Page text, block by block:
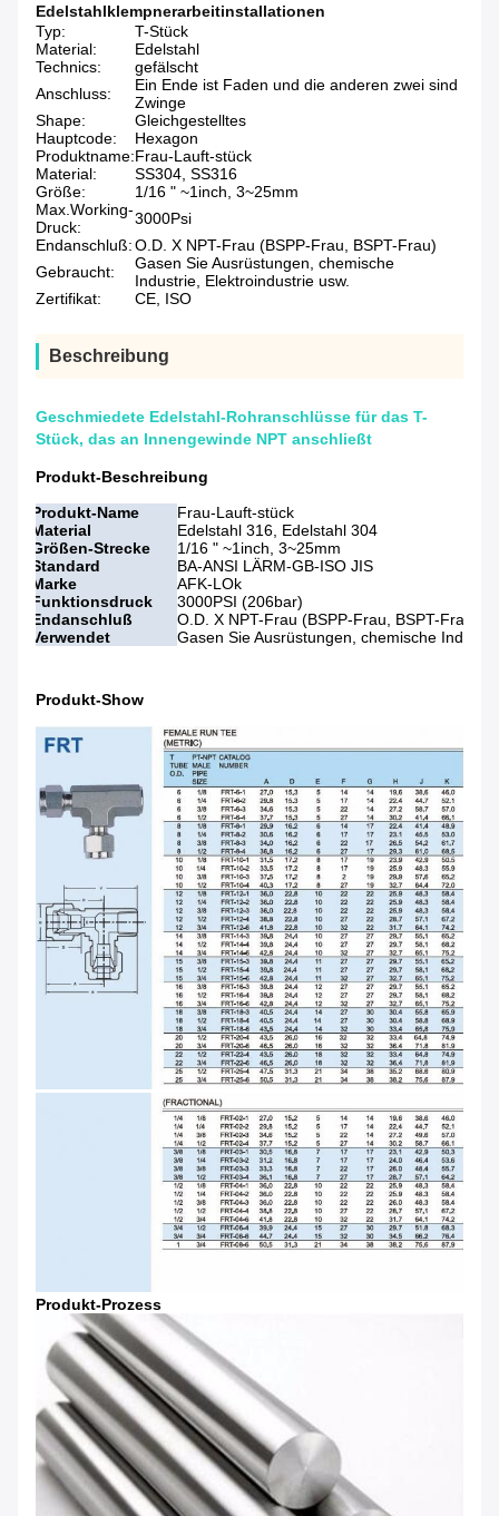
Edelstahlklempnerarbeitinstallationen
Typ:
T-Stück
Material:
Edelstahl
Technics:
gefälscht
Anschluss:
Ein Ende ist Faden und die anderen zwei sind
Zwinge
Shape:
Gleichgestelltes
Hauptcode:
Hexagon
Produktname:Frau-Lauft-stück
Material:
SS304, SS316
Größe:
1/16 " ~1inch, 3~25mm
Max.Working-
Druck:
3000Psi
Endanschluß:O.D. X NPT-Frau (BSPP-Frau, BSPT-Frau)
Gebraucht:
Gasen Sie Ausrüstungen, chemische
Industrie, Elektroindustrie usw.
Zertifikat:
CE, ISO
Beschreibung
Geschmiedete Edelstahl-Rohranschlüsse für das T-
Stück, das an Innengewinde NPT anschließt
Produkt-Beschreibung
Produkt-Name
Frau-Lauft-stück
Material
Edelstahl 316, Edelstahl 304
Größen-Strecke
1/16 " ~1inch, 3~25mm
Standard
BA-ANSI LÄRM-GB-ISO JIS
Marke
AFK-LOk
Funktionsdruck
3000PSI (206bar)
Endanschluß
O.D. X NPT-Frau (BSPP-Frau, BSPT-Frau)
Verwendet
Gasen Sie Ausrüstungen, chemische
Produkt-Show
Produkt-Prozess